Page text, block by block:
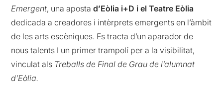
Emergent, una apostad’Eòlia i+D i el Teatre Eòlia
dedicada a creadores i intèrprets emergents en l’àmbit
de les arts escèniques. Es tracta d’un aparador de
nous talents I un primer trampolí per a la visibilitat,
vinculat als Treballs de Final de Grau de l’alumnat
d’Eòlia.